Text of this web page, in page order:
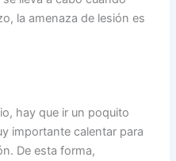
la amenaza de lesión es
hay que ir un poquito
importante calentar para
De esta forma,